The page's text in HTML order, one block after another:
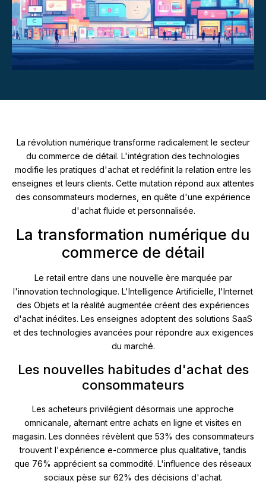
La révolution numérique transforme radicalement le secteur
du commerce de détail. L'intégration des technologies
modifie les pratiques d'achat et redéfinit la relation entre les
enseignes et leurs clients. Cette mutation répond aux attentes
des consommateurs modernes, en quête d'une expérience
d'achat fluide et personnalisée.
La transformation numérique du
commerce de détail
Le retail entre dans une nouvelle ère marquée par
l'innovation technologique. L'Intelligence Artificielle, l'Internet
des Objets et la réalité augmentée créent des expériences
d'achat inédites. Les enseignes adoptent des solutions SaaS
et des technologies avancées pour répondre aux exigences
du marché.
Les nouvelles habitudes d'achat des
consommateurs
Les acheteurs privilégient désormais une approche
omnicanale, alternant entre achats en ligne et visites en
magasin. Les données révèlent que 53% des consommateurs
trouvent l'expérience e-commerce plus qualitative, tandis
que 76% apprécient sa commodité. L'influence des réseaux
sociaux pèse sur 62% des décisions d'achat.